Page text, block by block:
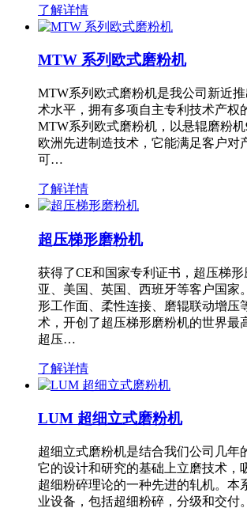
了解详情
MTW 系列欧式磨粉机
MTW系列欧式磨粉机是我公司新近
术水平，拥有多项自主专利技术产
MTW系列欧式磨粉机，以悬辊磨粉机
欧洲先进制造技术，它能满足客户对
可…
了解详情
超压梯形磨粉机
获得了CE和国家专利证书，超压梯形
亚、美国、英国、西班牙等客户国家
形工作面、柔性连接、磨辊联动增压
术，开创了超压梯形磨粉机的世界最
超压…
了解详情
LUM 超细立式磨粉机
超细立式磨粉机是结合我们公司几年
它的设计和研究的基础上立磨技术，
超细粉碎理论的一种先进的轧机。本
业设备，包括超细粉碎，分级和交付